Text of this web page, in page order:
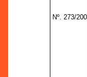
Nº. 273/